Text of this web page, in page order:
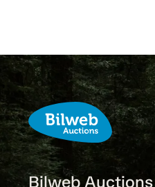
Bilweb